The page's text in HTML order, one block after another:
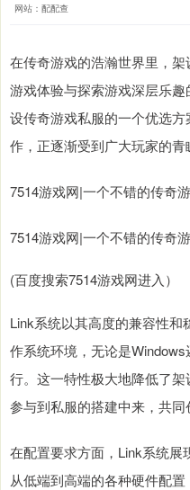
网站：配配查
在传奇游戏的浩瀚世界里，
游戏体验与探索游戏深层乐
设传奇游戏私服的一个优选
作，正逐渐受到广大玩家的青
7514游戏网|一个不错的传奇
7514游戏网|一个不错的传奇
(百度搜索7514游戏网进入）
Link系统以其高度的兼容性
作系统环境，无论是
行。这一特性极大地降低了
参与到私服的搭建中来，共同
在配置要求方面，Link系统
从低端到高端的各种硬件配